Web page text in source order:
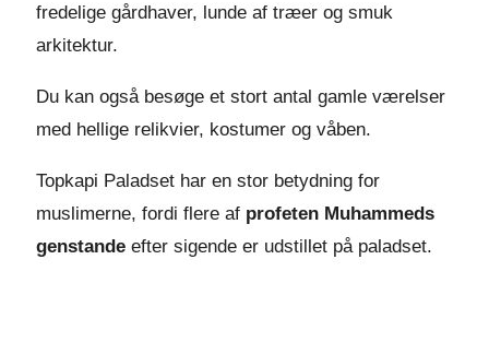
fredelige gårdhaver, lunde af træer og smuk
arkitektur.
Du kan også besøge et stort antal gamle værelser
med hellige relikvier, kostumer og våben.
Topkapi Paladset har en stor betydning for
muslimerne, fordi flere af profeten Muhammeds
genstande efter sigende er udstillet på paladset.